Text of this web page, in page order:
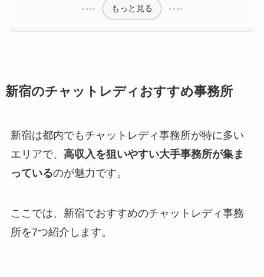
もっと見る
新宿のチャットレディおすすめ事務所
新宿は都内でもチャットレディ事務所が特に多い
エリアで、 高収入を狙いやすい大手事務所が集ま
っているのが魅力です。
ここでは、新宿でおすすめのチャットレディ事務
所を7つ紹介します。